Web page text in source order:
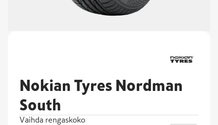
Nokian Tyres Nordman
South
Vaihda rengaskoko